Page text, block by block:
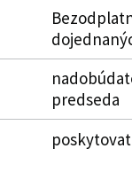
predseda